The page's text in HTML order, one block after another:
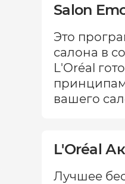
Salon
Это
салона в
L'Oréal
вашего
L'Oréal
Лучшее